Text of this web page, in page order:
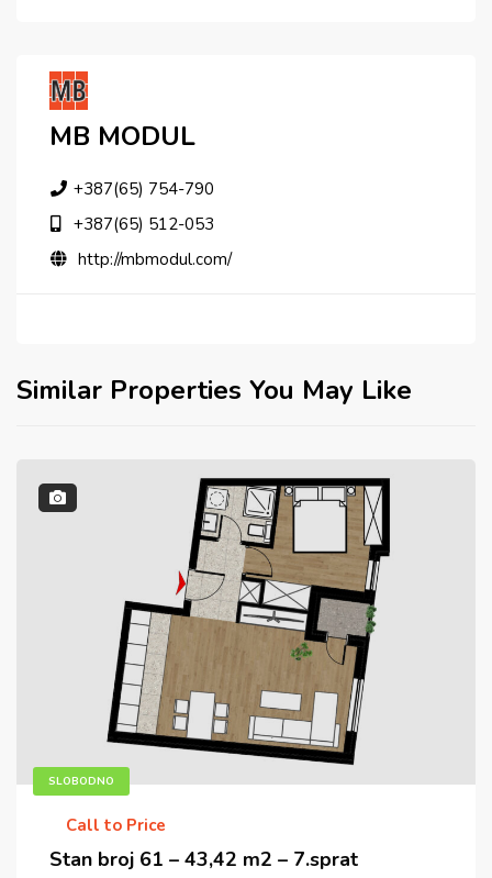
MB MODUL
+387(65) 754-790
+387(65) 512-053
http://mbmodul.com/
Similar Properties You May Like
SLOBODNO
Call to Price
Stan broj 61 – 43,42 m2 – 7.sprat